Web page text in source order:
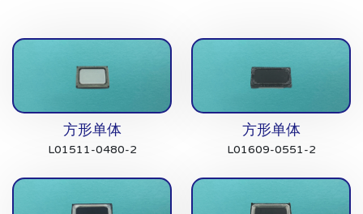
方形单体
L01511-0480-2
方形单体
L01609-0551-2